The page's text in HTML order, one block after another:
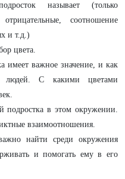
называет (только
соотношение
и т.д.)
цвета.
имеет важное значение, и как
людей. С какими цветами
подростка в этом окружении.
взаимоотношения.
найти среди окружения
и помогать ему в его